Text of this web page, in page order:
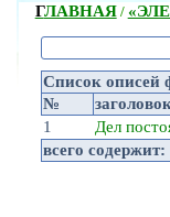
ГЛАВНАЯ/
Список описей
№
заголовок
1
Дел
всего содержит: